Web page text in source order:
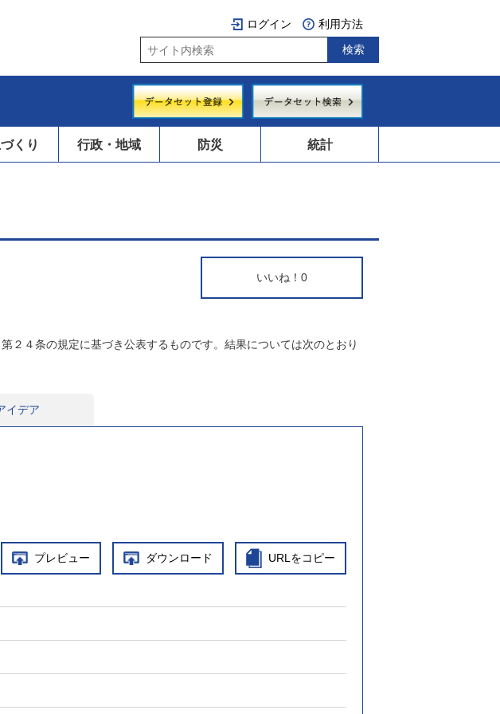
ログイン 利用方法
くり 行政・地域 防災 統計
いいね！ 0
２４条の規定に基づき公表するものです。結果については次のとおり
イデア
プレビュー ダウンロード URLをコピー